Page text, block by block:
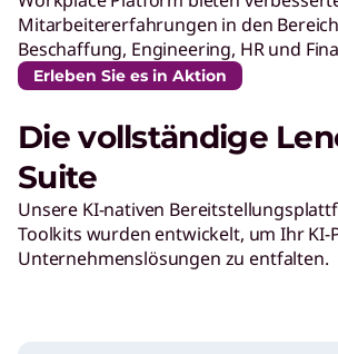
Mitarbeitererfahrungen in den
Beschaffung, Engineering, HR und
Erleben Sie es in Aktion
Die vollständige
Suite
Unsere KI-nativen
Toolkits wurden entwickelt, um Ihr KI-
Unternehmenslösungen zu entfalten.